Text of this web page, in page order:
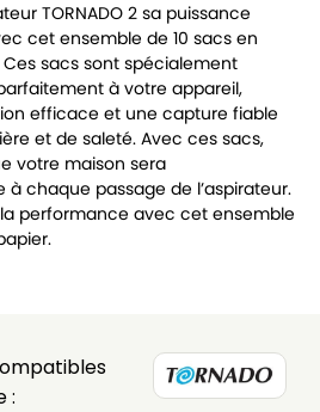
TORNADO 2 sa puissance
cet ensemble de 10 sacs en
sacs sont spécialement
à votre appareil,
efficace et une capture fiable
et de saleté. Avec ces sacs,
votre maison sera
chaque passage de l’aspirateur.
performance avec cet ensemble
: